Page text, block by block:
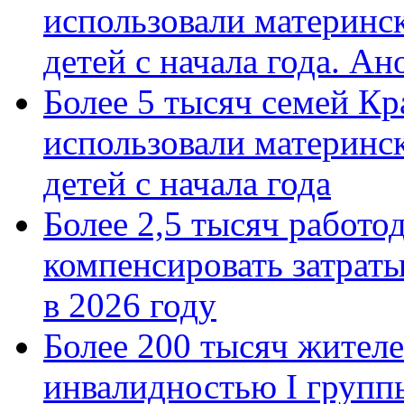
использовали
детей с начала года.
Более 5 тысяч семей
использовали
детей с начала года
Более 2,5 тысяч
компенсировать
в 2026 году
Более 200 тысяч
инвалидностью I